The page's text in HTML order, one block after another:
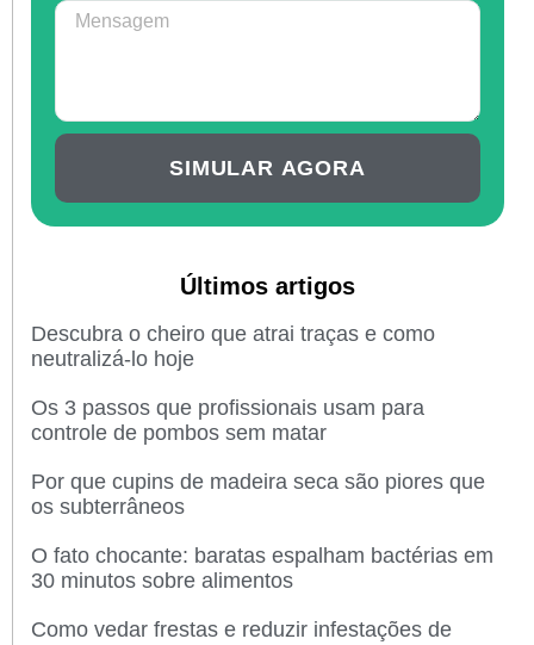
SIMULAR AGORA
Últimos artigos
Descubra o cheiro que atrai traças e como
neutralizá-lo hoje
Os 3 passos que profissionais usam para
controle de pombos sem matar
Por que cupins de madeira seca são piores que
os subterrâneos
O fato chocante: baratas espalham bactérias em
30 minutos sobre alimentos
Como vedar frestas e reduzir infestações de